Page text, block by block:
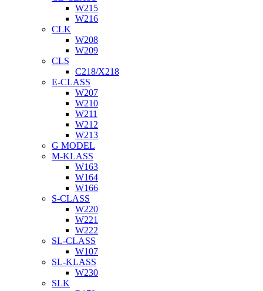
W215
W216
CLK
W208
W209
CLS
C218/X218
E-CLASS
W207
W210
W211
W212
W213
G MODEL
M-KLASS
W163
W164
W166
S-CLASS
W220
W221
W222
SL-CLASS
W107
SL-KLASS
W230
SLK